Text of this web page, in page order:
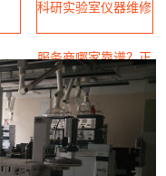
科研实验室仪器维修
服务商哪家靠谱？正
规第三方维修公司推
荐